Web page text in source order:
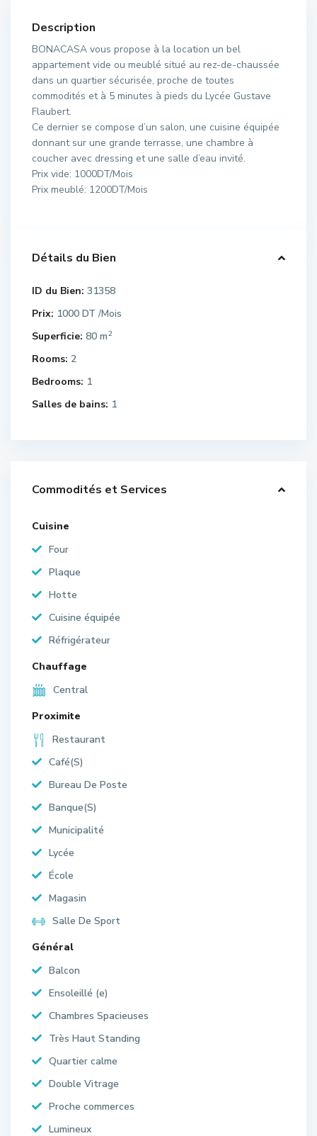
Description
BONACASA vous propose à la location un bel
appartement vide ou meublé situé au rez-de-chaussée
dans un quartier sécurisée, proche de toutes
commodités et à 5 minutes à pieds du Lycée Gustave
Flaubert.
Ce dernier se compose d’un salon, une cuisine équipée
donnant sur une grande terrasse, une chambre à
coucher avec dressing et une salle d’eau invité.
Prix vide: 1000DT/Mois
Prix meublé: 1200DT/Mois
Détails du Bien
ID du Bien: 31358
Prix: 1000 DT /Mois
Superficie: 80 m2
Rooms: 2
Bedrooms: 1
Salles de bains: 1
Commodités et Services
Cuisine
Four
Plaque
Hotte
Cuisine équipée
Réfrigérateur
Chauffage
Central
Proximite
Restaurant
Café(S)
Bureau De Poste
Banque(S)
Municipalité
Lycée
École
Magasin
Salle De Sport
Général
Balcon
Ensoleillé (e)
Chambres Spacieuses
Très Haut Standing
Quartier calme
Double Vitrage
Proche commerces
Lumineux